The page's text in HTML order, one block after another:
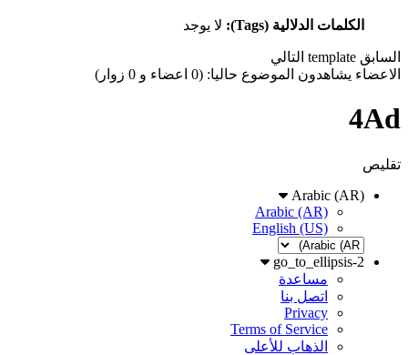
الكلمات الدلالية (Tags): لا يوجد
السابق template التالي
الاعضاء يشاهدون الموضوع حاليا: (0 اعضاء و 0 زوار)
4Ad
تقليص
Arabic (AR)
Arabic (AR)
English (US)
go_to_ellipsis-2
مساعدة
اتصل بنا
Privacy
Terms of Service
الذهاب للأعلى